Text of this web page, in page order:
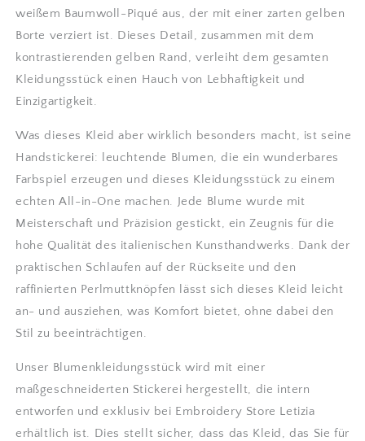
verringern
erhöhen
weißem Baumwoll-Piqué aus, der mit einer zarten gelben
Borte verziert ist. Dieses Detail, zusammen mit dem
kontrastierenden gelben Rand, verleiht dem gesamten
Kleidungsstück einen Hauch von Lebhaftigkeit und
Einzigartigkeit.
Was dieses Kleid aber wirklich besonders macht, ist seine
Handstickerei: leuchtende Blumen, die ein wunderbares
Farbspiel erzeugen und dieses Kleidungsstück zu einem
echten All-in-One machen. Jede Blume wurde mit
Meisterschaft und Präzision gestickt, ein Zeugnis für die
hohe Qualität des italienischen Kunsthandwerks. Dank der
praktischen Schlaufen auf der Rückseite und den
raffinierten Perlmuttknöpfen lässt sich dieses Kleid leicht
an- und ausziehen, was Komfort bietet, ohne dabei den
Stil zu beeinträchtigen.
Unser Blumenkleidungsstück wird mit einer
maßgeschneiderten Stickerei hergestellt, die intern
entworfen und exklusiv bei Embroidery Store Letizia
erhältlich ist. Dies stellt sicher, dass das Kleid, das Sie für